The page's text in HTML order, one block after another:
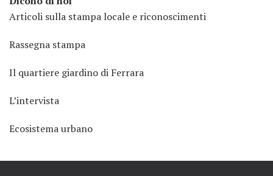
Articoli sulla stampa locale e riconoscimenti
Rassegna stampa
Il quartiere giardino di Ferrara
L’intervista
Ecosistema urbano